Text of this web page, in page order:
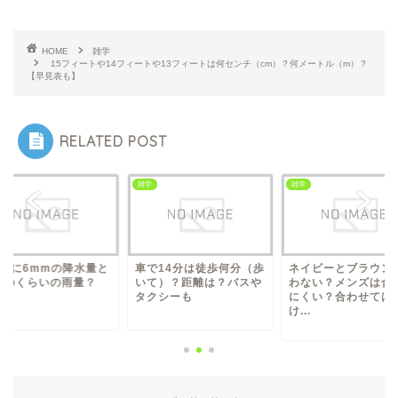
HOME
雑学
15フィートや14フィートや13フィートは何センチ（cm）？何メートル（m）？
【早見表も】
RELATED POST
に6mmの降水量と
のくらいの雨量？
雑学
車で14分は徒歩何分（歩
いて）？距離は？バスや
タクシーも
雑学
ネイビーとブラウン
わない？メンズは合
にくい？合わせては
け...